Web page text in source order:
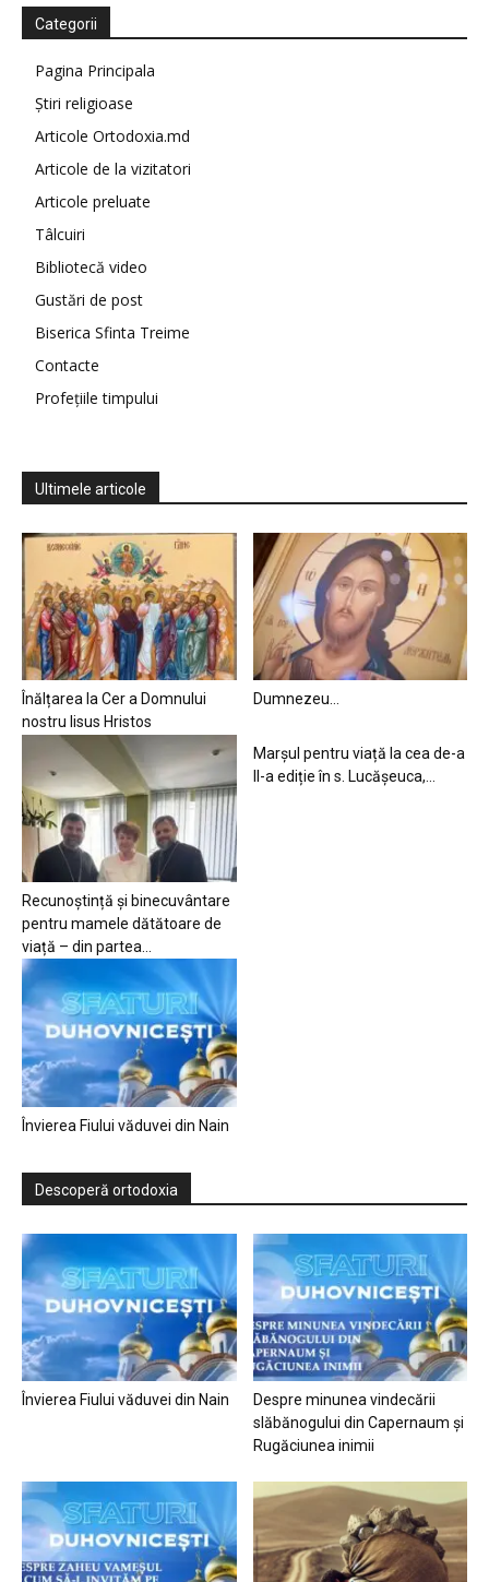
Categorii
Pagina Principala
Știri religioase
Articole Ortodoxia.md
Articole de la vizitatori
Articole preluate
Tâlcuiri
Bibliotecă video
Gustări de post
Biserica Sfinta Treime
Contacte
Profețiile timpului
Ultimele articole
Înălțarea la Cer a Domnului
nostru Iisus Hristos
Dumnezeu…
Recunoștință și binecuvântare
pentru mamele dătătoare de
viață – din partea...
Marșul pentru viață la cea de-a
II-a ediție în s. Lucășeuca,...
Învierea Fiului văduvei din Nain
Descoperă ortodoxia
Învierea Fiului văduvei din Nain
Despre minunea vindecării
slăbănogului din Capernaum și
Rugăciunea inimii